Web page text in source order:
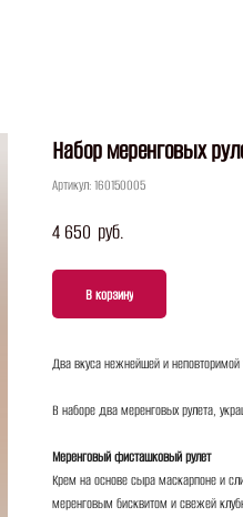
Набор меренговых
Артикул:160150005
4 650 руб.
В корзину
Два вкуса нежнейшей и
В наборе два меренговых рулета,
Меренговый фисташковый рулет
Крем на основе сыра маскарпоне и
меренговым бисквитом и свежей